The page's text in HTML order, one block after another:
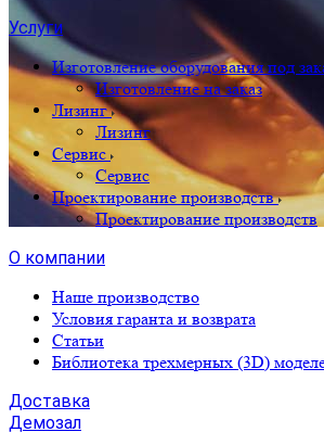
Услуги
Изготовление оборудования под
Изготовление на заказ
Лизинг
Лизинг
Сервис
Сервис
Проектирование производств
Проектирование производств
О компании
Наше производство
Условия гаранта и возврата
Статьи
Библиотека трехмерных (3D)
Доставка
Демозал